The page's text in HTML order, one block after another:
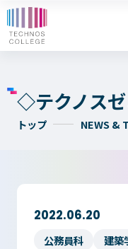
WEB出願 お
◇テクノス
トップ NEWS &
2022.06.20
公務員科 建築